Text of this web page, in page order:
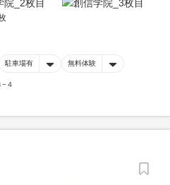
駐車場有 無料体験
−４